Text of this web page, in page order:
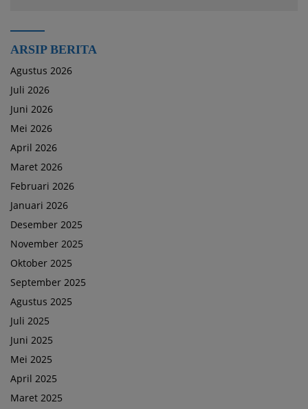
ARSIP BERITA
Agustus 2026
Juli 2026
Juni 2026
Mei 2026
April 2026
Maret 2026
Februari 2026
Januari 2026
Desember 2025
November 2025
Oktober 2025
September 2025
Agustus 2025
Juli 2025
Juni 2025
Mei 2025
April 2025
Maret 2025